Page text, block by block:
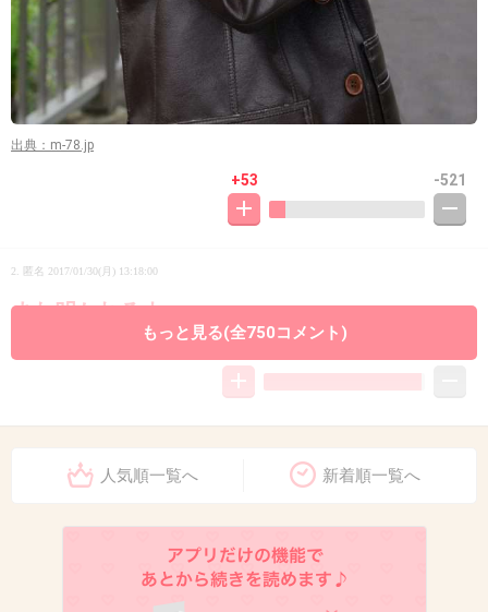
出典：m-78.jp
+53 -521
2. 匿名 2017/01/30(月) 13:18:00
また叩かれるよw
+1274
もっと見る(全750コメント)
人気順一覧へ 新着順一覧へ